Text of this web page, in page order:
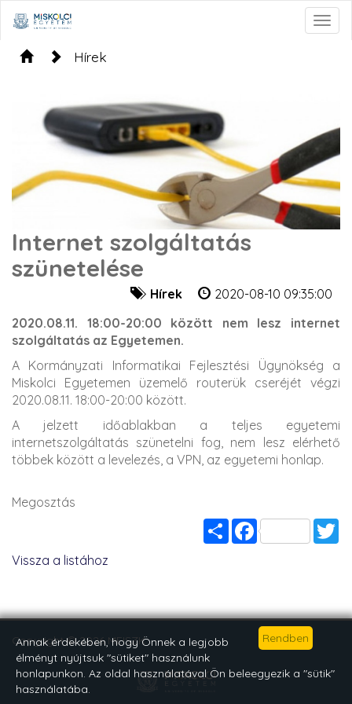
Annak érdekében, hogy Önnek a legjobb
élményt nyújtsuk "sütiket" használunk
honlapunkon. Az oldal használatával Ön beleegyezik a "sütik"
használatába.
Hírek
Internet szolgáltatás
szünetelése
Hírek
2020-08-10 09:35:00
2020.08.11. 18:00-20:00 között nem lesz internet
szolgáltatás az Egyetemen.
A Kormányzati Informatikai Fejlesztési Ügynökség a
Miskolci Egyetemen üzemelő routerük cseréjét végzi
2020.08.11. 18:00-20:00 között.
A jelzett időablakban a teljes egyetemi
internetszolgáltatás szünetelni fog, nem lesz elérhető
többek között a levelezés, a VPN, az egyetemi honlap.
Megosztás
ShareFacebook
Vissza a listához
Copyright © 2026 MEISZK